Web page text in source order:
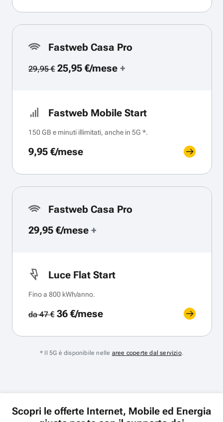
Fastweb Casa Pro
29,95 €25,95 €/mese+
Fastweb Mobile Start
150 GB e minuti illimitati, anche in 5G *.
9,95 €/mese
Fastweb Casa Pro
29,95 €/mese +
Luce Flat Start
Fino a 800 kWh/anno.
da 47 €36 €/mese
* Il 5G è disponibile nelle aree coperte dal servizio.
Scopri le offerte Internet, Mobile ed Energia